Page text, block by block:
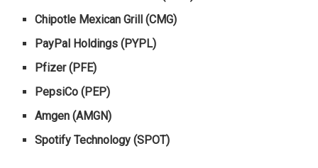
Chipotle Mexican Grill (CMG)
PayPal Holdings (PYPL)
Pfizer (PFE)
PepsiCo (PEP)
Amgen (AMGN)
Spotify Technology (SPOT)